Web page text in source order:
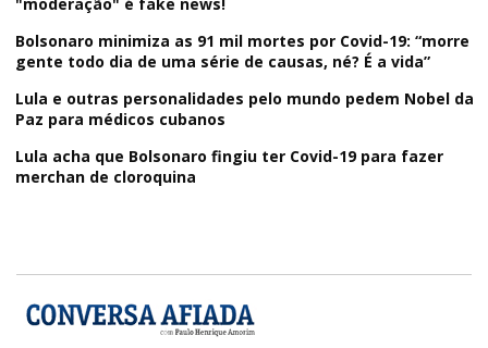
"moderação" é fake news!
Bolsonaro minimiza as 91 mil mortes por Covid-19: “morre
gente todo dia de uma série de causas, né? É a vida”
Lula e outras personalidades pelo mundo pedem Nobel da
Paz para médicos cubanos
Lula acha que Bolsonaro fingiu ter Covid-19 para fazer
merchan de cloroquina